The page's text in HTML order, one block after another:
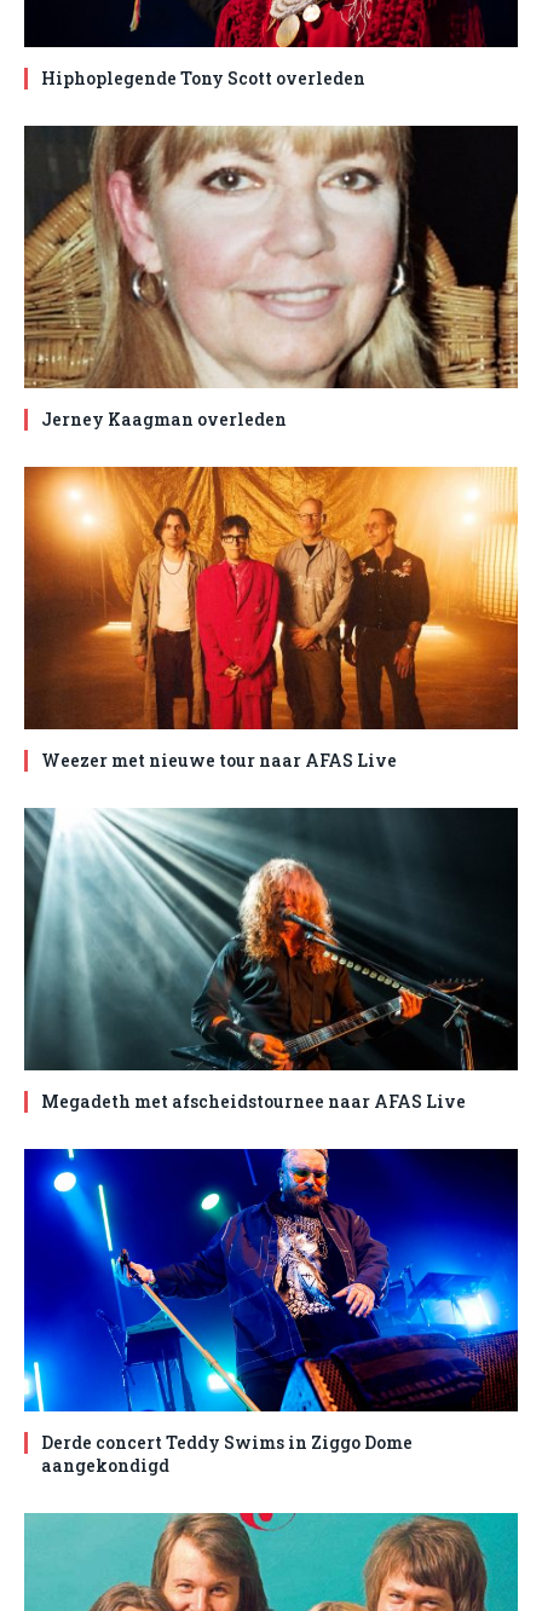
Hiphoplegende Tony Scott overleden
Jerney Kaagman overleden
Weezer met nieuwe tour naar AFAS Live
Megadeth met afscheidstournee naar AFAS Live
Derde concert Teddy Swims in Ziggo Dome
aangekondigd